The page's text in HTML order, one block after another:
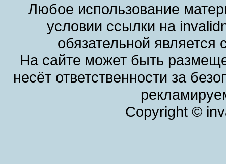
Любое использование
условии ссылки на
обязательной
На сайте может быть
несёт ответственности за
Copyright ©